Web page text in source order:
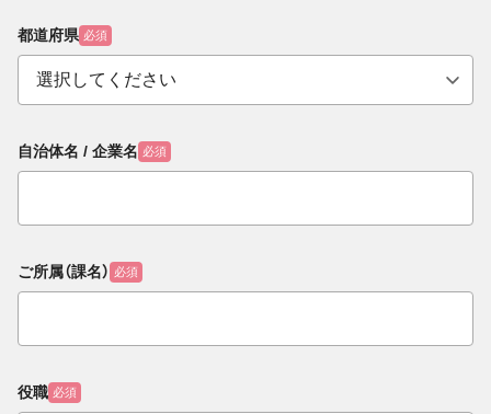
都道府県 必須
自治体名 / 企業名 必須
ご所属（課名） 必須
役職 必須